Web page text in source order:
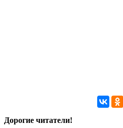
Дорогие читатели!